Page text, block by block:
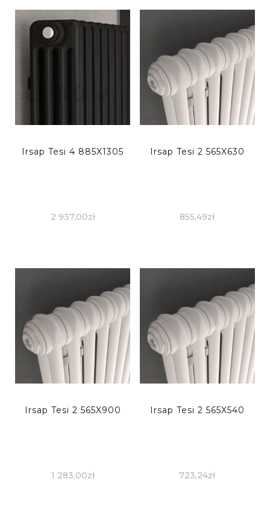
Irsap Tesi 4 885X1305
2 937,00zł
Irsap Tesi 2 565X630
855,49zł
Irsap Tesi 2 565X900
1 283,00zł
Irsap Tesi 2 565X540
723,24zł